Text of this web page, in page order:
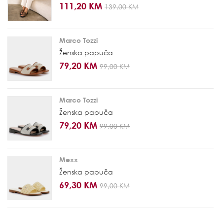
111,20 KM 139,00 KM
Marco Tozzi
Ženska papuča
79,20 KM 99,00 KM
Marco Tozzi
Ženska papuča
79,20 KM 99,00 KM
Mexx
Ženska papuča
69,30 KM 99,00 KM